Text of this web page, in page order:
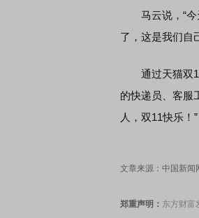
马云说，“今
了，这是我们自
通过天猫双11
的快递员、客服
人，双11快乐！”
文章来源：中国新闻
郑重声明： 东方财富